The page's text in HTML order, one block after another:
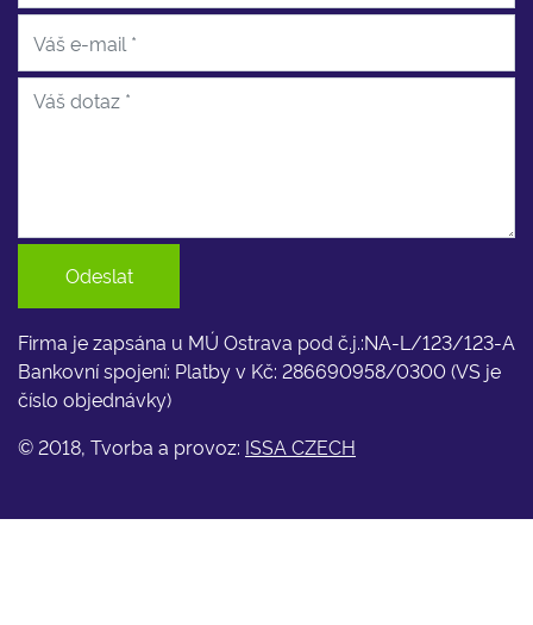
Odeslat
Firma je zapsána u MÚ Ostrava pod č.j.:NA-L/123/123-A
Bankovní spojení: Platby v Kč: 286690958/0300 (VS je
číslo objednávky)
© 2018, Tvorba a provoz: ISSA CZECH